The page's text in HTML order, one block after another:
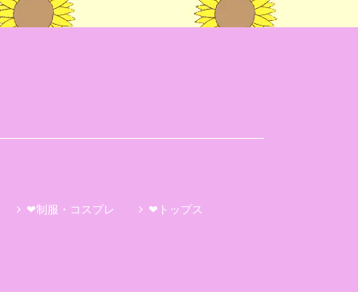
❤制服・コスプレ
❤トップス